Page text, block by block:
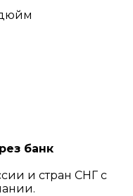
банк
и стран СНГ с